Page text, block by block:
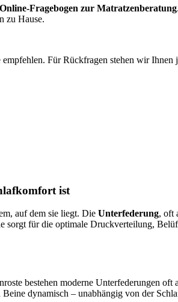
Online-Fragebogen zur Matratzenberatung
zu Hause.
Für Rückfragen stehen wir Ihnen
ist
auf dem sie liegt. Die Unterfederung, oft
sorgt für die optimale Druckverteilung,
bestehen moderne Unterfederungen
dynamisch – unabhängig von der